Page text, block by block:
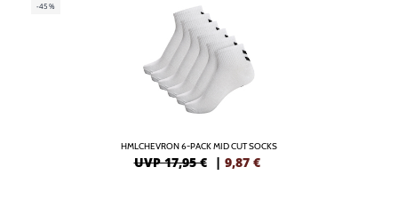
-45%
HMLCHEVRON 6-PACK MID CUT SOCKS
UVP 17,95 € | 9,87 €